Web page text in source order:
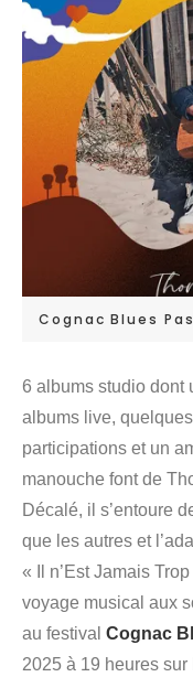
Cognac Blues
6 albums studio dont
albums live,
participations et un
manouche font de
Décalé, il s’entoure
que les autres et
« Il n’Est Jamais
voyage musical aux
au festival Cognac
2025 à 19 heures sur